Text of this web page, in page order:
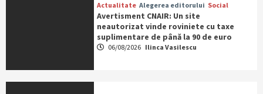
Actualitate Alegerea editorului Social
Avertisment CNAIR: Un site
neautorizat vinde roviniete cu taxe
suplimentare de până la 90 de euro
06/08/2026 Ilinca Vasilescu